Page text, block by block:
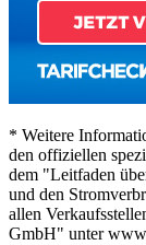
* Weitere
den offiziellen
dem "Leitfaden
und den
allen
GmbH" unter